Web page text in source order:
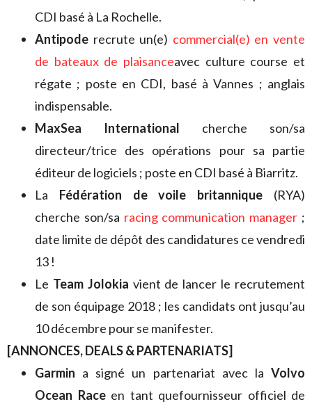
CDI basé à La Rochelle.
Antipode recrute un(e) commercial(e) en vente
de bateaux de plaisanceavec culture course et
régate ; poste en CDI, basé à Vannes ; anglais
indispensable.
MaxSea International cherche son/sa
directeur/trice des opérations pour sa partie
éditeur de logiciels ; poste en CDI basé à Biarritz.
La Fédération de voile britannique (RYA)
cherche son/sa racing communication manager ;
date limite de dépôt des candidatures ce vendredi
13 !
Le Team Jolokia vient de lancer le recrutement
de son équipage 2018 ; les candidats ont jusqu’au
10 décembre pour se manifester.
[ANNONCES, DEALS & PARTENARIATS]
Garmin a signé un partenariat avec la Volvo
Ocean Raceen tant quefournisseur officiel de